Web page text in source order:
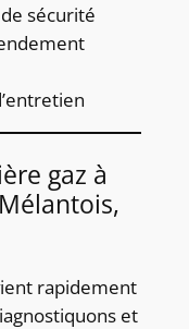
sécurité
gaz à
rapidement
et